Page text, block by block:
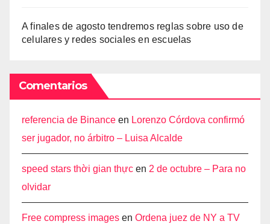
A finales de agosto tendremos reglas sobre uso de
celulares y redes sociales en escuelas
Comentarios
referencia de Binance en Lorenzo Córdova confirmó
ser jugador, no árbitro – Luisa Alcalde
speed stars thời gian thực en 2 de octubre – Para no
olvidar
Free compress images en Ordena juez de NY a TV